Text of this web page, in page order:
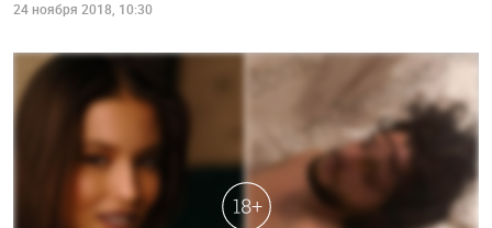
24 ноября 2018, 10:30